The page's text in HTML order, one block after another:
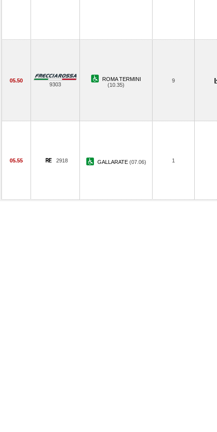
05.50
9303
ROMA TERMINI
(10.35)
9
05.55 2918 GALLARATE (07.06) 1